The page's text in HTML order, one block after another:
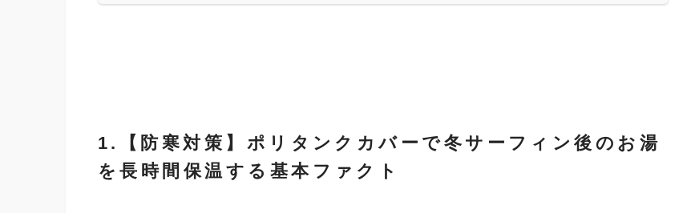
1.【防寒対策】ポリタンクカバーで冬サーフィン後のお湯
を長時間保温する基本ファクト